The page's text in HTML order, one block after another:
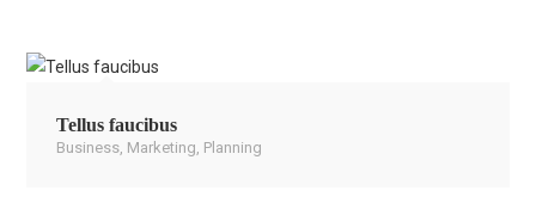
Tellus faucibus
Business Marketing Planning